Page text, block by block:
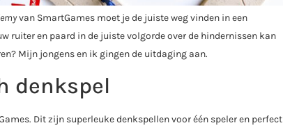
van SmartGames moet je de juiste weg vinden in een
ruiter en paard in de juiste volgorde over de hindernissen kan
Mijn jongens en ik gingen de uitdaging aan.
denkspel
Dit zijn superleuke denkspellen voor één speler en perfect